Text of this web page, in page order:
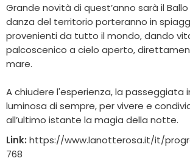
Grande novità di quest’anno sarà il Ballo
danza del territorio porteranno in
provenienti da tutto il mondo, dando
palcoscenico a cielo aperto,
mare.
A chiudere l'esperienza, la passeggiata
luminosa di sempre, per vivere e
all’ultimo istante la magia della notte.
Link: https://www.lanotterosa.it/it/
768